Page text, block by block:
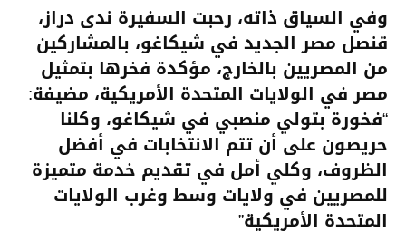
وفي السياق ذاته، رحبت السفيرة ندى دراز،
قنصل مصر الجديد في شيكاغو، بالمشاركين
من المصريين بالخارج، مؤكدة فخرها بتمثيل
مصر في الولايات المتحدة الأمريكية، مضيفة:
“فخورة بتولي منصبي في شيكاغو، وكلنا
حريصون على أن تتم الانتخابات في أفضل
الظروف، وكلي أمل في تقديم خدمة متميزة
للمصريين في ولايات وسط وغرب الولايات
المتحدة الأمريكية”